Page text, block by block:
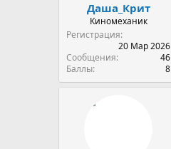
Даша_Крит
Киномеханик
Регистрация
20 Мар 2026
Сообщения
46
Баллы
8